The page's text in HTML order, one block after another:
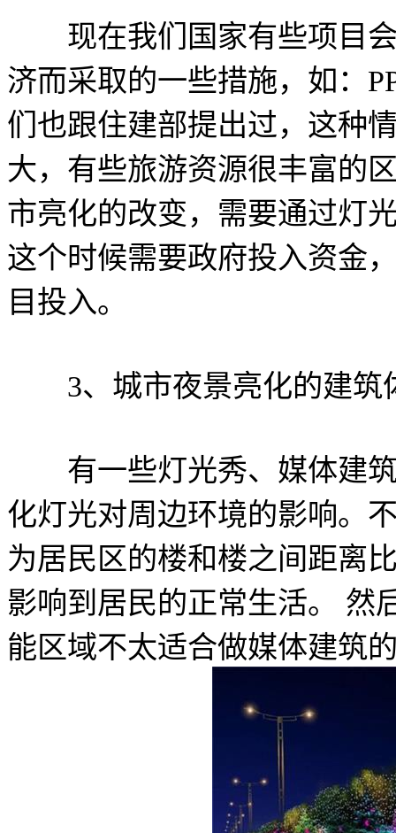
现在我们国家有些项目会
济而采取的一些措施，如：
们也跟住建部提出过，这种
大，有些旅游资源很丰富的
市亮化的改变，需要通过灯
这个时候需要政府投入资金
目投入。
3、城市夜景亮化的建筑
有一些灯光秀、媒体建筑
化灯光对周边环境的影响。
为居民区的楼和楼之间距离
影响到居民的正常生活。 然
能区域不太适合做媒体建筑